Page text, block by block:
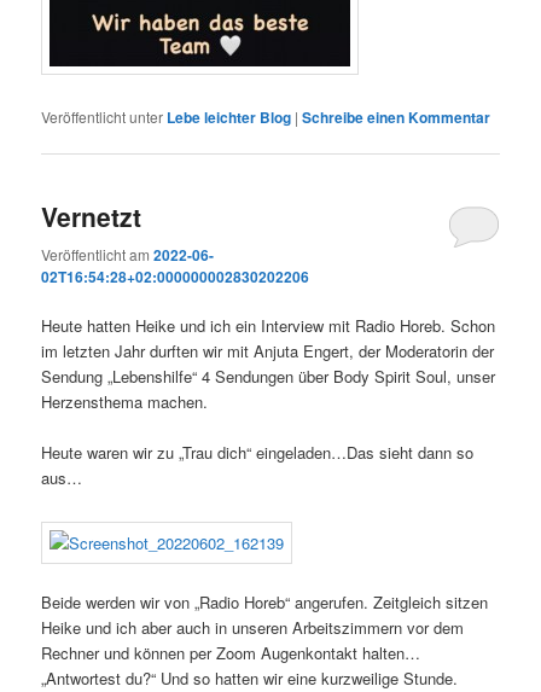
Veröffentlicht unter Lebe leichter Blog |Schreibe einen Kommentar
Vernetzt
Veröffentlicht am2022-06-
02T16:54:28+02:000000002830202206
Heute hatten Heike und ich ein Interview mit Radio Horeb. Schon
im letzten Jahr durften wir mit Anjuta Engert, der Moderatorin der
Sendung „Lebenshilfe“ 4 Sendungen über Body Spirit Soul, unser
Herzensthema machen.
Heute waren wir zu „Trau dich“ eingeladen…Das sieht dann so
aus…
Beide werden wir von „Radio Horeb“ angerufen. Zeitgleich sitzen
Heike und ich aber auch in unseren Arbeitszimmern vor dem
Rechner und können per Zoom Augenkontakt halten…
„Antwortest du?“ Und so hatten wir eine kurzweilige Stunde.